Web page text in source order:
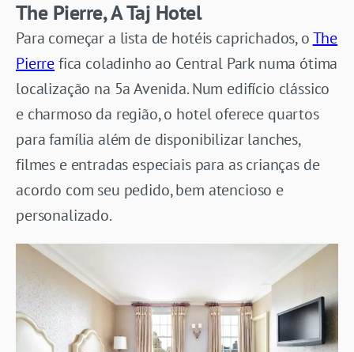
The Pierre, A Taj Hotel
Para começar a lista de hotéis caprichados, oThe
Pierrefica coladinho ao Central Park numa ótima
localização na 5a Avenida. Num edifício clássico
e charmoso da região, o hotel oferece quartos
para família além de disponibilizar lanches,
filmes e entradas especiais para as crianças de
acordo com seu pedido, bem atencioso e
personalizado.